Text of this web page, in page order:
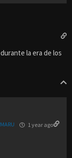
la era de los
1 year ago